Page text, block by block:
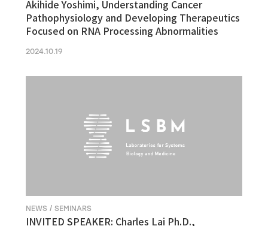
Akihide Yoshimi, Understanding Cancer
Pathophysiology and Developing Therapeutics
Focused on RNA Processing Abnormalities
2024.10.19
NEWS / SEMINARS
INVITED SPEAKER: Charles Lai Ph.D.,